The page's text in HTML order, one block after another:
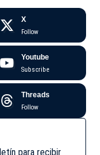
X
Follow
Youtube
Subscribe
Threads
Follow
para recibir